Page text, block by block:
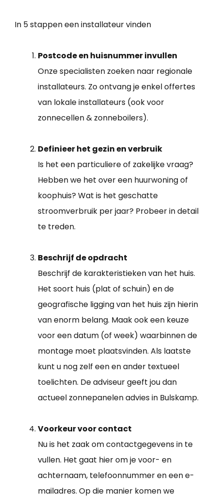
In 5 stappen een installateur vinden
Postcode en huisnummer invullen
Onze specialisten zoeken naar regionale
installateurs. Zo ontvang je enkel offertes
van lokale installateurs (ook voor
zonnecellen & zonneboilers).
Definieer het gezin en verbruik
Is het een particuliere of zakelijke vraag?
Hebben we het over een huurwoning of
koophuis? Wat is het geschatte
stroomverbruik per jaar? Probeer in detail
te treden.
Beschrijf de opdracht
Beschrijf de karakteristieken van het huis.
Het soort huis (plat of schuin) en de
geografische ligging van het huis zijn hierin
van enorm belang. Maak ook een keuze
voor een datum (of week) waarbinnen de
montage moet plaatsvinden. Als laatste
kunt u nog zelf een en ander textueel
toelichten. De adviseur geeft jou dan
actueel zonnepanelen advies in Bulskamp.
Voorkeur voor contact
Nu is het zaak om contactgegevens in te
vullen. Het gaat hier om je voor- en
achternaam, telefoonnummer en een e-
mailadres. Op die manier komen we